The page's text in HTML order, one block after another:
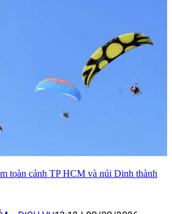
toàn cảnh TP HCM và núi Dinh thành